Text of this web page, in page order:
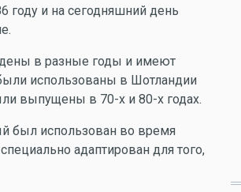
году и на сегодняшний день
в разные годы и имеют
использованы в Шотландии
выпущены в 70-х и 80-х годах.
был использован во время
адаптирован для того,